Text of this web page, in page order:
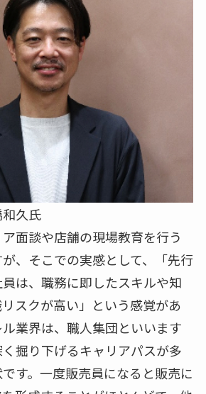
久氏
面談や店舗の現場教育を行う
、そこでの実感として、「先行
は、職務に即したスキルや知
スクが高い」という感覚があ
業界は、職人集団といいます
掘り下げるキャリアパスが多
す。一度販売員になると販売に